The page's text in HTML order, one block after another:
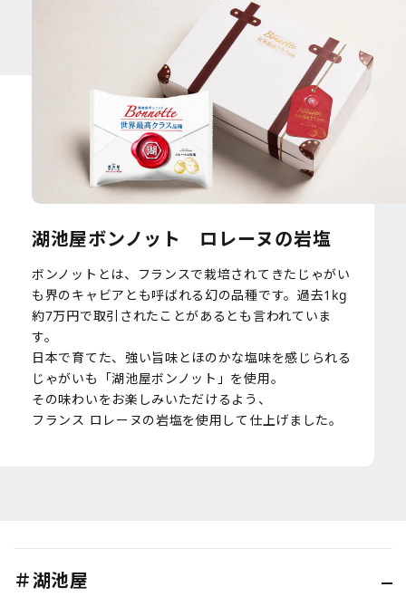
湖池屋ボンノット ロレーヌの岩塩
ボンノットとは、フランスで栽培されてきたじゃがい
も界のキャビアとも呼ばれる幻の品種です。過去1kg
約7万円で取引されたことがあるとも言われていま
す。
日本で育てた、強い旨味とほのかな塩味を感じられる
じゃがいも「湖池屋ボンノット」を使用。
その味わいをお楽しみいただけるよう、
フランス ロレーヌの岩塩を使用して仕上げました。
＃湖池屋